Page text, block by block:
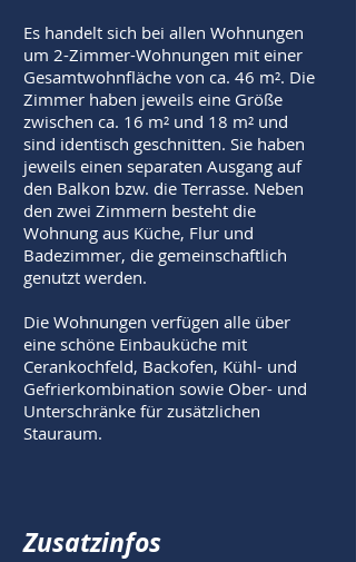
Es handelt sich bei allen Wohnungen
um 2-Zimmer-Wohnungen mit einer
Gesamtwohnfläche von ca. 46 m². Die
Zimmer haben jeweils eine Größe
zwischen ca. 16 m² und 18 m² und
sind identisch geschnitten. Sie haben
jeweils einen separaten Ausgang auf
den Balkon bzw. die Terrasse. Neben
den zwei Zimmern besteht die
Wohnung aus Küche, Flur und
Badezimmer, die gemeinschaftlich
genutzt werden.
Die Wohnungen verfügen alle über
eine schöne Einbauküche mit
Cerankochfeld, Backofen, Kühl- und
Gefrierkombination sowie Ober- und
Unterschränke für zusätzlichen
Stauraum.
Zusatzinfos